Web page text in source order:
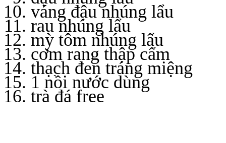
váng đậu nhúng lẩu
rau nhúng lẩu
mỳ tôm nhúng lẩu
cơm rang thập cẩm
thạch đen tráng miệng
1 nồi nước dùng
trà đá free